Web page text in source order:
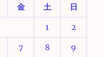
金 土 日
1 2
7 8 9